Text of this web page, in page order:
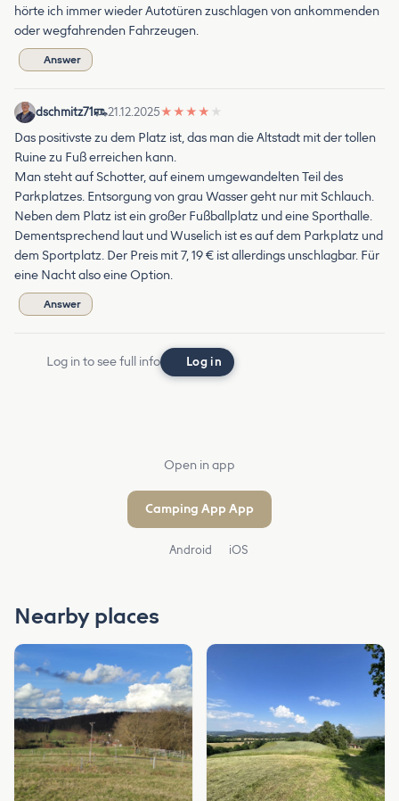
hörte ich immer wieder Autotüren zuschlagen von ankommenden
oder wegfahrenden Fahrzeugen.
Answer
dschmitz71 21.12.2025★ ★ ★ ★ ★
Das positivste zu dem Platz ist, das man die Altstadt mit der tollen
Ruine zu Fuß erreichen kann.
Man steht auf Schotter, auf einem umgewandelten Teil des
Parkplatzes. Entsorgung von grau Wasser geht nur mit Schlauch.
Neben dem Platz ist ein großer Fußballplatz und eine Sporthalle.
Dementsprechend laut und Wuselich ist es auf dem Parkplatz und
dem Sportplatz. Der Preis mit 7, 19 € ist allerdings unschlagbar. Für
eine Nacht also eine Option.
Answer
Log in to see full info Log in
Open in app
Camping App App
Android iOS
Nearby places